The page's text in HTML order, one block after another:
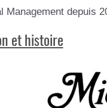
Management depuis
et histoire